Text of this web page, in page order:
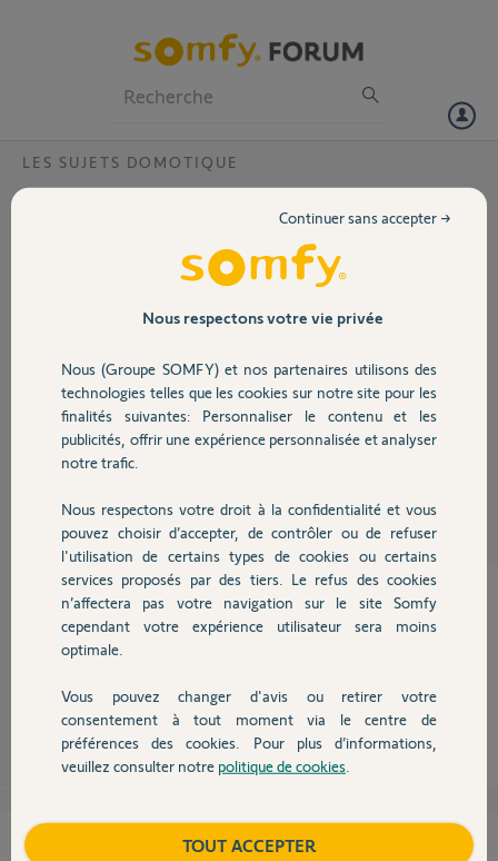
Volet
Sécurité
Domotique
Chauffage
Autres produits
Devis avec un pro
Contact
LES SUJETS DOMOTIQUE
Comment reinitialiser son compte quand
Je n'ai plus accés à ma messagerie qui a été supprimé, et depuis
quelques jours je n'ai plus accés à mon compte avec mon identifiant
Je souhaite changer d'adresse mail mais ne sais pas comment faire.
Merci pour votre aide
Cordialement
seb D.
Participer au fil de discussion
Bonjour,
Sylvain C. il y a environ 8 ans
Cette réponse vous a-t-elle aidé ?
Nous respectons votre vie privée
Nous (Groupe SOMFY) et nos partenaires utilisons des
technologies telles que les cookies sur notre site pour les
finalités suivantes: Personnaliser le contenu et les
publicités, offrir une expérience personnalisée et analyser
notre trafic.
Nous respectons votre droit à la confidentialité et vous
pouvez choisir d’accepter, de contrôler ou de refuser
l'utilisation de certains types de cookies ou certains
services proposés par des tiers. Le refus des cookies
n’affectera pas votre navigation sur le site Somfy
cependant votre expérience utilisateur sera moins
optimale.
Vous pouvez changer d'avis ou retirer votre
consentement à tout moment via le centre de
préférences des cookies. Pour plus d’informations,
veuillez consulter notre politique de cookies
Continuer sans accepter →
TOUT ACCEPTER